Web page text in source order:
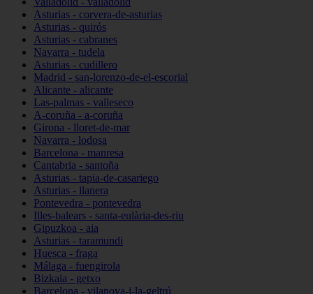
Asturias - corvera-de-asturias
Asturias - quirós
Asturias - cabranes
Navarra - tudela
Asturias - cudillero
Madrid - san-lorenzo-de-el-escorial
Alicante - alicante
Las-palmas - valleseco
A-coruña - a-coruña
Girona - lloret-de-mar
Navarra - lodosa
Barcelona - manresa
Cantabria - santoña
Asturias - tapia-de-casariego
Asturias - llanera
Pontevedra - pontevedra
Illes-balears - santa-eulària-des-riu
Gipuzkoa - aia
Asturias - taramundi
Huesca - fraga
Málaga - fuengirola
Bizkaia - getxo
Barcelona - vilanova-i-la-geltrú